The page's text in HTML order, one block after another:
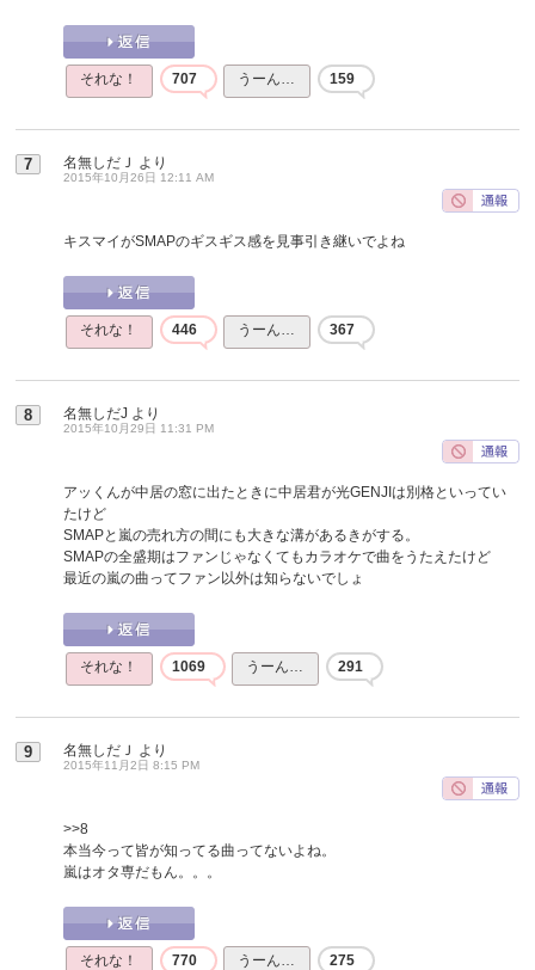
それな！ 707 うーん… 159
7 名無しだＪ より
2015年10月26日 12:11 AM
キスマイがSMAPのギスギス感を見事引き継いでよね
それな！ 446 うーん… 367
8 名無しだJ より
2015年10月29日 11:31 PM
アッくんが中居の窓に出たときに中居君が光GENJIは別格といってい
たけど
SMAPと嵐の売れ方の間にも大きな溝があるきがする。
SMAPの全盛期はファンじゃなくてもカラオケで曲をうたえたけど
最近の嵐の曲ってファン以外は知らないでしょ
それな！ 1069 うーん… 291
9 名無しだＪ より
2015年11月2日 8:15 PM
>>8
本当今って皆が知ってる曲ってないよね。
嵐はオタ専だもん。。。
それな！ 770 うーん… 275